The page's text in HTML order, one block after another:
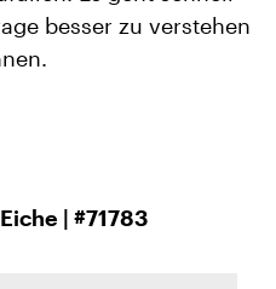
besser zu verstehen
| #71783